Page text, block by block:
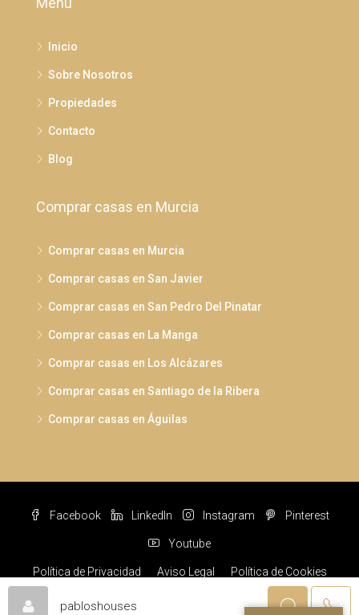
Inicio
Sobre Nosotros
Propiedades
Contacto
Blog
Comprar casas en Murcia
Comprar casas en Murcia
Comprar casas en San Javier
Comprar casas en San Pedro Del Pinatar
Comprar casas en La Manga
Comprar casas en Los Alcázares
Comprar casas en Santiago de la Ribera
Comprar casas en Águilas
Facebook LinkedIn Instagram Pinterest
Youtube
Política de Privacidad Aviso Legal Política de Cookies
© Pabloshouses © 2022 Todos los derechos reservados
pabloshouses